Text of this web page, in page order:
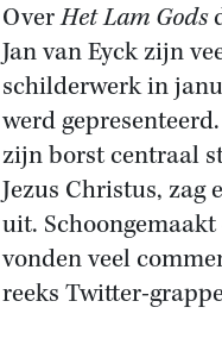
OverHetLam Gods
Jan van Eyck zijn
schilderwerk in
werd
zijn borst centraal
Jezus Christus, zag
uit.
vonden veel
reeks Twitter-